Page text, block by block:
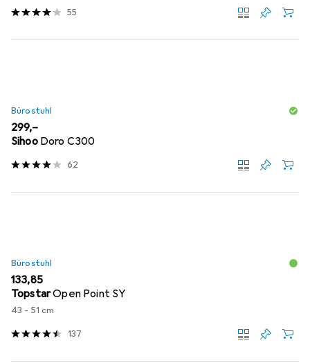
55
Bürostuhl
EUR
299,–
Sihoo Doro C300
62
Bürostuhl
EUR
133,85
TopstarOpen Point SY
43 - 51 cm
137